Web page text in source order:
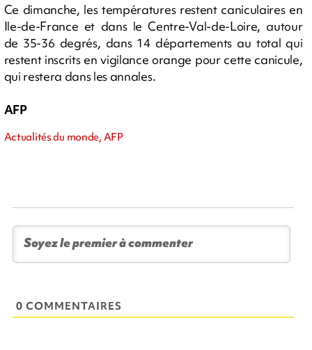
Ce dimanche, les températures restent caniculaires en
Ile-de-France et dans le Centre-Val-de-Loire, autour
de 35-36 degrés, dans 14 départements au total qui
restent inscrits en vigilance orange pour cette canicule,
qui restera dans les annales.
AFP
Actualités du monde, AFP
0 COMMENTAIRES